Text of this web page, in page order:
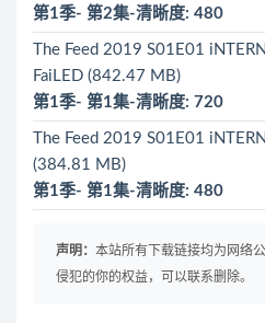
第1季- 第2集-清晰度: 480
The Feed 2019 S01E01
FaiLED (842.47 MB)
第1季- 第1集-清晰度: 720
The Feed 2019 S01E01
(384.81 MB)
第1季- 第1集-清晰度: 480
声明： 本站所有下载链接均为网络
侵犯的你的权益，可以联系删除。